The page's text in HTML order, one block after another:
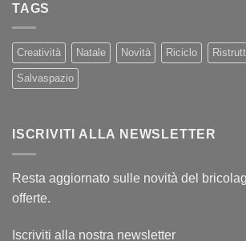
TAGS
Creatività Natale Novità Riciclo
Salvaspazio
ISCRIVITI ALLA NEWSLETTER
Resta aggiornato sulle novità del
offerte.
Iscriviti alla nostra newsletter